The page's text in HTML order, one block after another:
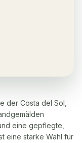
der Costa del Sol,
eine gepflegte,
eine starke Wahl für